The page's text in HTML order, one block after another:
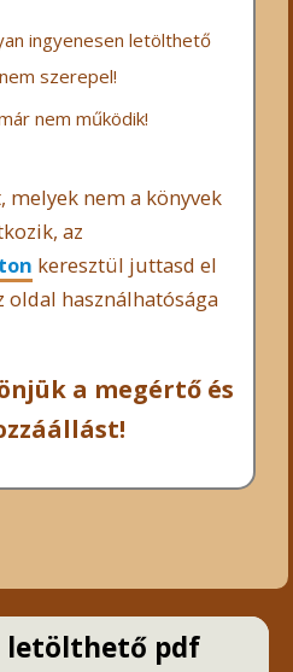
ingyenesen letölthető
szerepel!
nem működik!
melyek nem a könyvek
az
keresztül juttasd el
oldal használhatósága
a megértő és
letölthető pdf